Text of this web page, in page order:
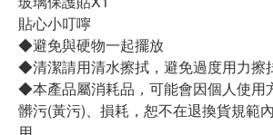
貼心小叮嚀
◆避免與硬物一起擺放
◆清潔請用清水擦拭，避免過度用力擦
◆本產品屬消耗品，可能會因個人使用
髒污(黃污)、損耗，恕不在退換貨規範